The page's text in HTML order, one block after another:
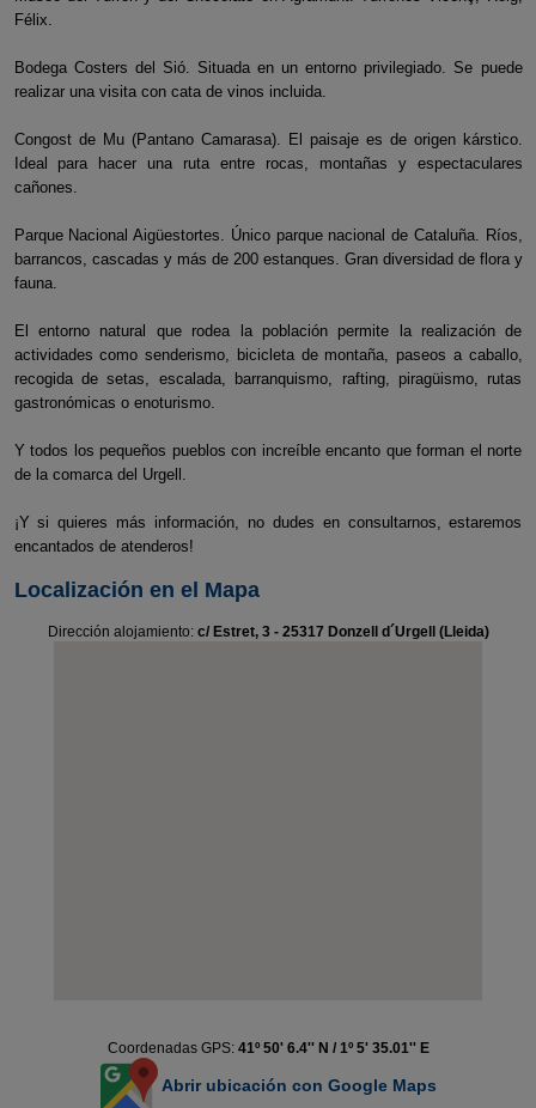
Félix.
Bodega Costers del Sió. Situada en un entorno privilegiado. Se puede
realizar una visita con cata de vinos incluida.
Congost de Mu (Pantano Camarasa). El paisaje es de origen kárstico.
Ideal para hacer una ruta entre rocas, montañas y espectaculares
cañones.
Parque Nacional Aigüestortes. Único parque nacional de Cataluña. Ríos,
barrancos, cascadas y más de 200 estanques. Gran diversidad de flora y
fauna.
El entorno natural que rodea la población permite la realización de
actividades como senderismo, bicicleta de montaña, paseos a caballo,
recogida de setas, escalada, barranquismo, rafting, piragüismo, rutas
gastronómicas o enoturismo.
Y todos los pequeños pueblos con increíble encanto que forman el norte
de la comarca del Urgell.
¡Y si quieres más información, no dudes en consultarnos, estaremos
encantados de atenderos!
Localización en el Mapa
Dirección alojamiento: c/ Estret, 3 - 25317 Donzell d´Urgell (Lleida)
Coordenadas GPS: 41º 50' 6.4'' N / 1º 5' 35.01'' E
Abrir ubicación con Google Maps